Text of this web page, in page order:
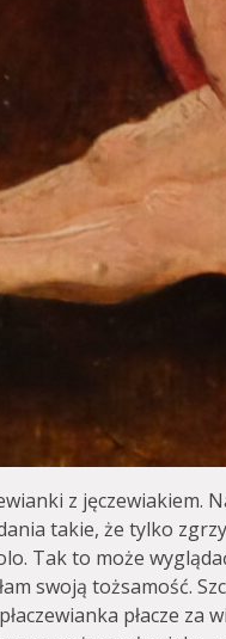
z jęczewiakiem.
takie, że tylko
Tak to może
swoją tożsamość.
płacze za